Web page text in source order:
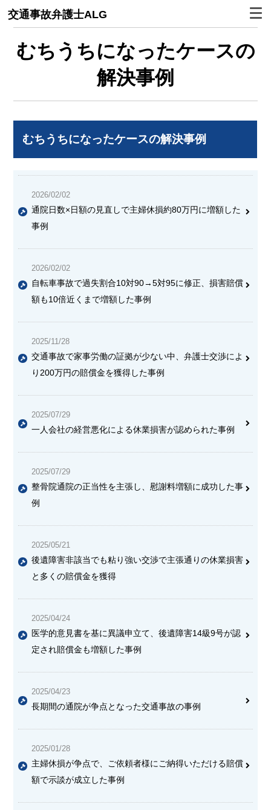
交通事故弁護士ALG
むちうちになったケースの
解決事例
むちうちになったケースの解決事例
2026/02/02
通院日数×日額の見直しで主婦休損約80万円に増額した
事例
2026/02/02
自転車事故で過失割合10対90→5対95に修正、損害賠償
額も10倍近くまで増額した事例
2025/11/28
交通事故で家事労働の証拠が少ない中、弁護士交渉によ
り200万円の賠償金を獲得した事例
2025/07/29
一人会社の経営悪化による休業損害が認められた事例
2025/07/29
整骨院通院の正当性を主張し、慰謝料増額に成功した事
例
2025/05/21
後遺障害非該当でも粘り強い交渉で主張通りの休業損害
と多くの賠償金を獲得
2025/04/24
医学的意見書を基に異議申立て、後遺障害14級9号が認
定され賠償金も増額した事例
2025/04/23
長期間の通院が争点となった交通事故の事例
2025/01/28
主婦休損が争点で、ご依頼者様にご納得いただける賠償
額で示談が成立した事例